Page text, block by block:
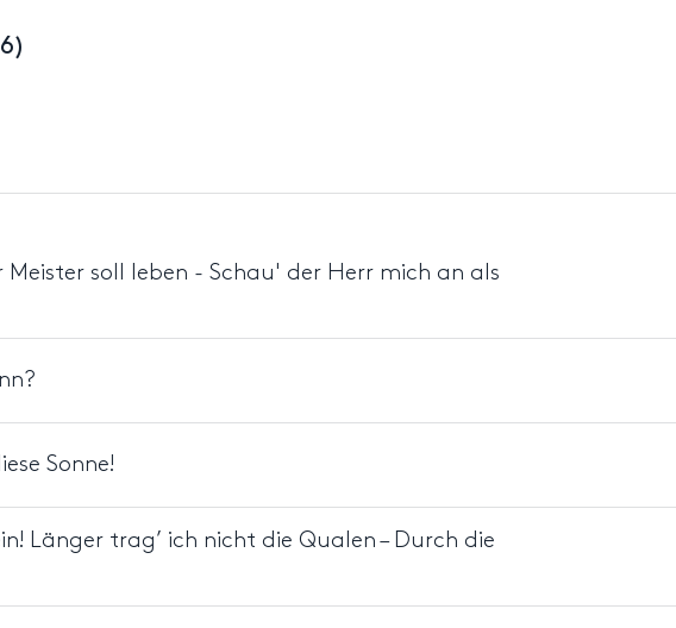
soll leben - Schau' der Herr mich an als
Sonne!
Länger trag’ ich nicht die Qualen – Durch die